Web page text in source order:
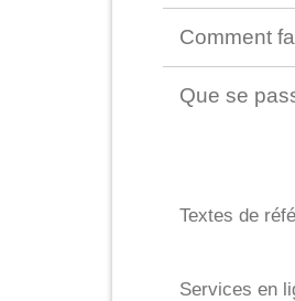
Comment
Que se
Textes de
Services en